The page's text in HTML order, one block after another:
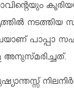
നടത്തിയ
പാപ്പാ
അനുസ്മരിച്ചത്.